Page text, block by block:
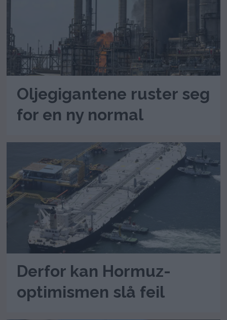
Oljegigantene ruster seg
for en ny normal
Derfor kan Hormuz-
optimismen slå feil